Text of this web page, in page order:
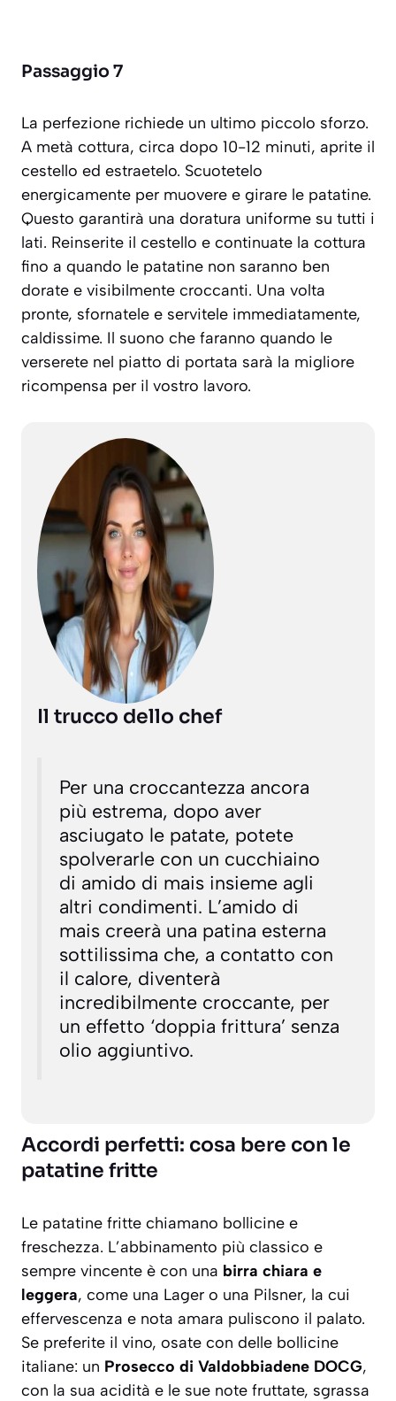
Passaggio 7
La perfezione richiede un ultimo piccolo sforzo.
A metà cottura, circa dopo 10-12 minuti, aprite il
cestello ed estraetelo. Scuotetelo
energicamente per muovere e girare le patatine.
Questo garantirà una doratura uniforme su tutti i
lati. Reinserite il cestello e continuate la cottura
fino a quando le patatine non saranno ben
dorate e visibilmente croccanti. Una volta
pronte, sfornatele e servitele immediatamente,
caldissime. Il suono che faranno quando le
verserete nel piatto di portata sarà la migliore
ricompensa per il vostro lavoro.
Il trucco dello chef
Per una croccantezza ancora
più estrema, dopo aver
asciugato le patate, potete
spolverarle con un cucchiaino
di amido di mais insieme agli
altri condimenti. L’amido di
mais creerà una patina esterna
sottilissima che, a contatto con
il calore, diventerà
incredibilmente croccante, per
un effetto ‘doppia frittura’ senza
olio aggiuntivo.
Accordi perfetti: cosa bere con le
patatine fritte
Le patatine fritte chiamano bollicine e
freschezza. L’abbinamento più classico e
sempre vincente è con una birra chiara e
leggera, come una Lager o una Pilsner, la cui
effervescenza e nota amara puliscono il palato.
Se preferite il vino, osate con delle bollicine
italiane: un Prosecco di Valdobbiadene DOCG,
con la sua acidità e le sue note fruttate, sgrassa